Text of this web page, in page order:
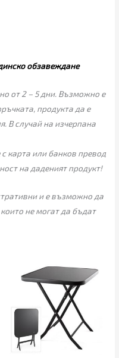
обзавеждане
от 2 – 5 дни. Възможно е
продукта да е
В случай на изчерпана
карта или банков превод
на даденият продукт!
и е възможно да
не могат да бъдат